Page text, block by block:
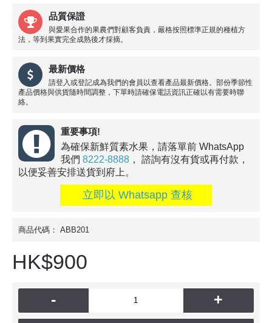
品質保證
與愛果合作的果農們對顧客負責，嚴格按照標準正規的種植方
法，等到果實完全成熟後才採摘。
最新價格
請登入或登記成為我們的會員以查看產品最新價格。部份季節性
產品價格與供貨隨時間調整，下單時請確保電話資訊正確以有需要時聯
絡。
重要事項!
為確保新鮮質素水果，請落單前 WhatsApp
我們 8222-8888 ， 諮詢有沒有貨或再付款，
以便妥善安排送貨到府上。
立即以 Whatsapp 查核
商品代碼： ABB201
HK$900
- +